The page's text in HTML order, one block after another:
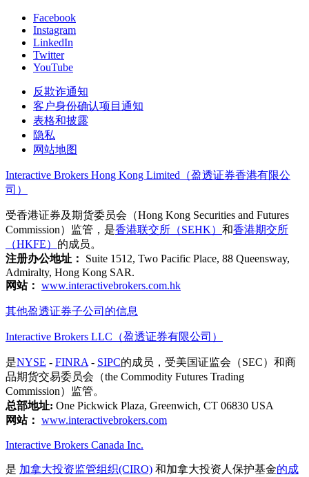
Facebook
Instagram
LinkedIn
Twitter
YouTube
反欺诈通知
客户身份确认项目通知
表格和披露
隐私
网站地图
Interactive Brokers Hong Kong Limited（盈透证券香港有限公
司）
受香港证券及期货委员会（Hong Kong Securities and Futures
Commission）监管，是香港联交所（SEHK） 和香港期交所
（HKFE） 的成员。
注册办公地址：
Suite 1512, Two Pacific Place, 88 Queensway,
Admiralty, Hong Kong SAR.
网站： www.interactivebrokers.com.hk
其他盈透证券子公司的信息
Interactive Brokers LLC（盈透证券有限公司）
是NYSE - FINRA - SIPC的成员，受美国证监会（SEC）和商
品期货交易委员会（the Commodity Futures Trading
Commission）监管。
总部地址: One Pickwick Plaza, Greenwich, CT 06830 USA
网站： www.interactivebrokers.com
Interactive Brokers Canada Inc.
是 加拿大投资监管组织(CIRO) 和加拿大投资人保护基金的成